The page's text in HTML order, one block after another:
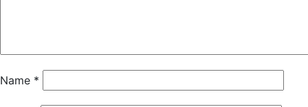
Name *